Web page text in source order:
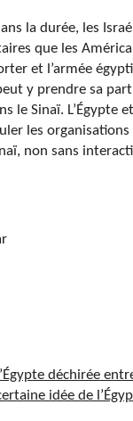
la durée, les
que les
et l’armée
y prendre sa
le Sinaï. L’Égypte
les
non sans
déchirée
idée de